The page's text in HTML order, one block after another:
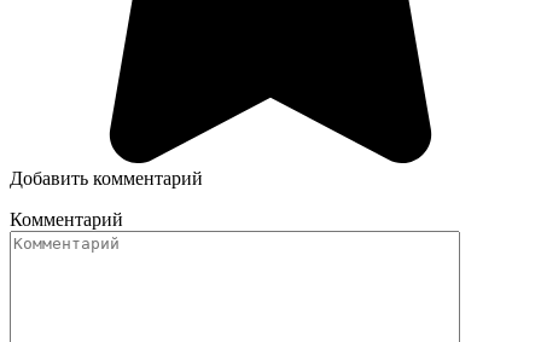
Добавить комментарий
Комментарий